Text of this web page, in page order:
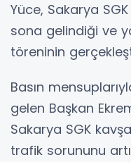
Yüce, Sakarya
sona gelindiği ve
töreninin
Basın
gelen Başkan
Sakarya SGK
trafik sorununu